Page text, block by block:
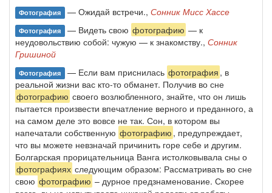
Фотография — Ожидай встречи., Сонник Мисс Хассе
Фотография — Видеть свою фотографию — к
неудовольствию собой: чужую — к знакомству., Сонник
Гришиной
Фотография — Если вам приснилась фотография , в
реальной жизни вас кто-то обманет. Получив во сне
фотографию своего возлюбленного, знайте, что он лишь
пытается произвести впечатление верного и преданного, а
на самом деле это вовсе не так. Сон, в котором вы
напечатали собственную фотографию , предупреждает,
что вы можете невзначай причинить горе себе и другим.
Болгарская прорицательница Ванга истолковывала сны о
фотографиях следующим образом: Рассматривать во сне
свою фотографию – дурное предзнаменование. Скорее